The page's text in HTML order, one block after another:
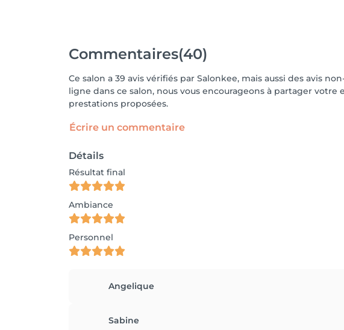
Commentaires(40)
Ce salon a 39 avis vérifiés par Salonkee, mais aussi des avis
ligne dans ce salon, nous vous encourageons à partager
prestations proposées.
Écrire un commentaire
Détails
Résultat final
Ambiance
Personnel
Angelique
Sabine